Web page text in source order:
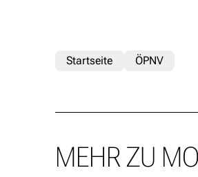
Startseite ÖPNV
MEHR ZU